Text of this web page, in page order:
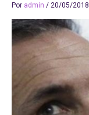
Por admin / 20/05/2018